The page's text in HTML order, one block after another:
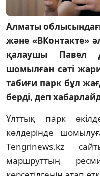
Алматы
және «ВКонтакте»
қалаушы Павел
шомылған сәті
табиғи парк бұл
берді, деп
Ұлттық парк
көлдерінде
Тengrinews.kz
маршруттың